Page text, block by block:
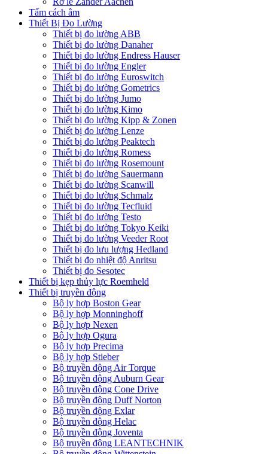
Tấm cách âm
Thiết Bị Đo Lường
Thiết bị đo lường ABB
Thiết bị đo lường Danaher
Thiết bị đo lường Endress Hauser
Thiết bị đo lường Engler
Thiết bị đo lường Euroswitch
Thiết bị đo lường Gometrics
Thiết bị đo lường Jumo
Thiết bị đo lường Kimo
Thiết bị đo lường Kipp & Zonen
Thiết bị đo lường Lenze
Thiết bị đo lường Peaktech
Thiết bị đo lường Romess
Thiết bị đo lường Rosemount
Thiết bị đo lường Sauermann
Thiết bị đo lường Scanwill
Thiết bị đo lường Schmalz
Thiết bị đo lường Tecfluid
Thiết bị đo lường Testo
Thiết bị đo lường Tokyo Keiki
Thiết bị đo lường Veeder Root
Thiết bị đo lưu lượng Hedland
Thiết bị đo nhiệt độ Anritsu
Thiết bị đo Sesotec
Thiết bị kẹp thủy lực Roemheld
Thiết bị truyền động
Bộ ly hợp Boston Gear
Bộ ly hợp Monninghoff
Bộ ly hợp Nexen
Bộ ly hợp Ogura
Bộ ly hợp Precima
Bộ ly hợp Stieber
Bộ truyền động Air Torque
Bộ truyền động Auburn Gear
Bộ truyền động Cone Drive
Bộ truyền động Duff Norton
Bộ truyền động Exlar
Bộ truyền động Helac
Bộ truyền động Joventa
Bộ truyền động LEANTECHNIK